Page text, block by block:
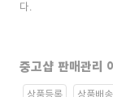
다.
중고샵 판매관리